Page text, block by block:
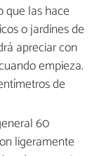
que las hace
o jardines de
apreciar con
empieza.
de
60
ligeramente